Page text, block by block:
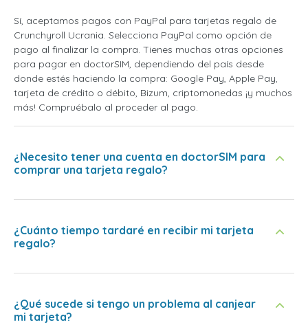
Sí, aceptamos pagos con PayPal para tarjetas regalo de
Crunchyroll Ucrania. Selecciona PayPal como opción de
pago al finalizar la compra. Tienes muchas otras opciones
para pagar en doctorSIM, dependiendo del país desde
donde estés haciendo la compra: Google Pay, Apple Pay,
tarjeta de crédito o débito, Bizum, criptomonedas ¡y muchos
más! Compruébalo al proceder al pago.
¿Necesito tener una cuenta en doctorSIM para
comprar una tarjeta regalo?
¿Cuánto tiempo tardaré en recibir mi tarjeta
regalo?
¿Qué sucede si tengo un problema al canjear
mi tarjeta?